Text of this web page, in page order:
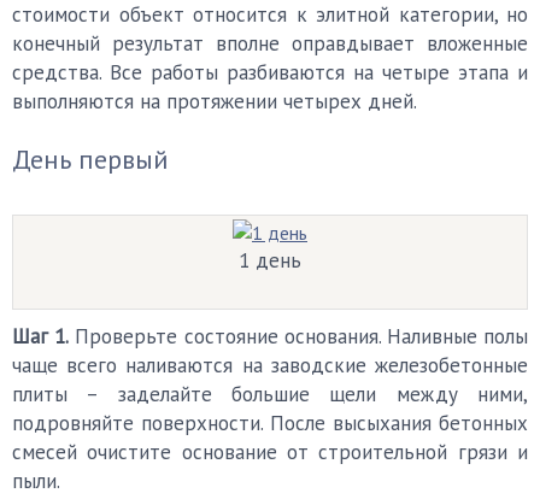
стоимости объект относится к элитной категории, но
конечный результат вполне оправдывает вложенные
средства. Все работы разбиваются на четыре этапа и
выполняются на протяжении четырех дней.
День первый
1 день
Шаг 1. Проверьте состояние основания. Наливные полы
чаще всего наливаются на заводские железобетонные
плиты – заделайте большие щели между ними,
подровняйте поверхности. После высыхания бетонных
смесей очистите основание от строительной грязи и
пыли.